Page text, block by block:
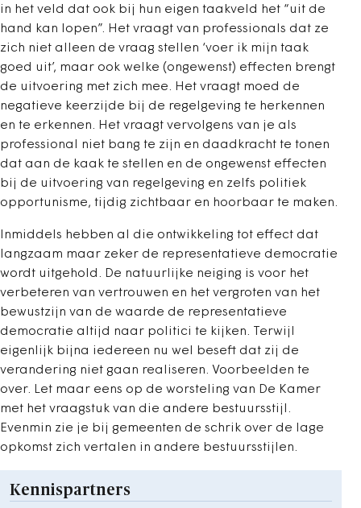
in het veld dat ook bij hun eigen taakveld het “uit de
hand kan lopen”. Het vraagt van professionals dat ze
zich niet alleen de vraag stellen ‘voer ik mijn taak
goed uit’, maar ook welke (ongewenst) effecten brengt
de uitvoering met zich mee. Het vraagt moed de
negatieve keerzijde bij de regelgeving te herkennen
en te erkennen. Het vraagt vervolgens van je als
professional niet bang te zijn en daadkracht te tonen
dat aan de kaak te stellen en de ongewenst effecten
bij de uitvoering van regelgeving en zelfs politiek
opportunisme, tijdig zichtbaar en hoorbaar te maken.
Inmiddels hebben al die ontwikkeling tot effect dat
langzaam maar zeker de representatieve democratie
wordt uitgehold. De natuurlijke neiging is voor het
verbeteren van vertrouwen en het vergroten van het
bewustzijn van de waarde de representatieve
democratie altijd naar politici te kijken. Terwijl
eigenlijk bijna iedereen nu wel beseft dat zij de
verandering niet gaan realiseren. Voorbeelden te
over. Let maar eens op de worsteling van De Kamer
met het vraagstuk van die andere bestuursstijl.
Evenmin zie je bij gemeenten de schrik over de lage
opkomst zich vertalen in andere bestuursstijlen.
Kennispartners